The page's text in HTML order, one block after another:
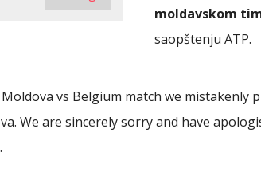
moldavskom
saopštenju ATP.
vs Belgium match we mistakenly
We are sincerely sorry and have
.